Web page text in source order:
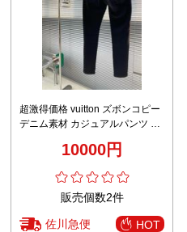
超激得価格 vuitton ズボンコピー
デニム素材 カジュアルパンツ ゆ
10000円
販売個数2件
佐川急便 HOT